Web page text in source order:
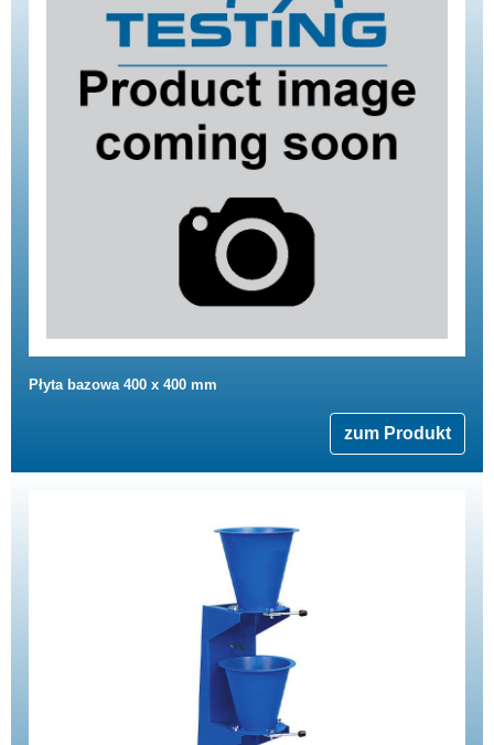
Płyta bazowa 400 x 400 mm
zum Produkt